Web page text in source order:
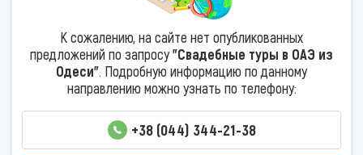
К сожалению, на сайте нет опубликованных
предложений по запросу"Свадебные туры в ОАЭ из
Одеси". Подробную информацию по данному
направлению можно узнать по телефону:
+38 (044) 344-21-38